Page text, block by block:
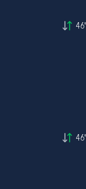
46'
46'